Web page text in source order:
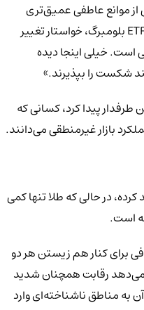
از موانع عاطفی عمیق‌تری
می‌دانند. «اریک بالچوناس»، تحلیلگر ETF بلومبرگ، خواستار تغییر
خیلی اینجا دیده
شکست را بپذیرند.»
پیدا کرد، کسانی که
بازار غیرمنطقی می‌دانند.
۱۴۰ درصد رشد کرده، در حالی که طلا تنها کمی
برای کنار هم زیستن هر دو
می‌دهد رقابت همچنان شدید
مناطق ناشناخته‌ای وارد